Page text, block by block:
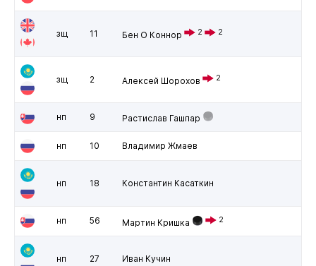
зщ 11 Бен О Коннор 2 2
зщ 2 Алексей Шорохов 2
нп 9 Растислав Гашпар
нп 10 Владимир Жмаев
нп 18 Константин Касаткин
нп 56 Мартин Кришка 2
нп 27 Иван Кучин